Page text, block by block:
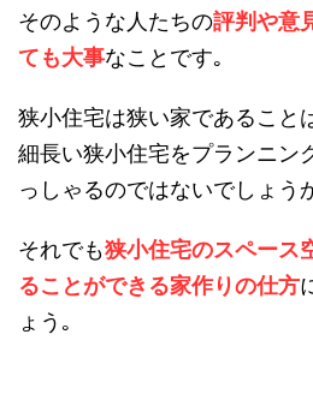
そのような人たちの評判や意
ても大事なことです｡
狭小住宅は狭い家であること
細長い狭小住宅をプランニン
っしゃるのではないでしょう
それでも狭小住宅のスペース
ることができる家作りの仕方
ょう｡